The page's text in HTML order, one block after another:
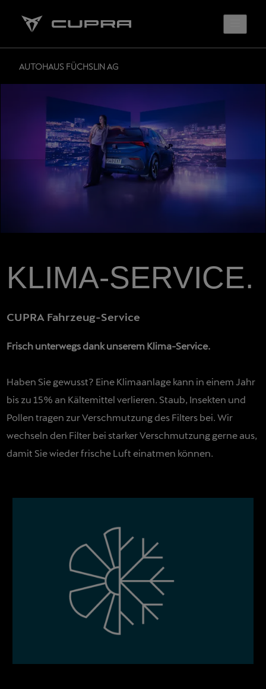
AUTOHAUS FÜCHSLIN AG
KLIMA-SERVICE.
CUPRA Fahrzeug-Service
Frisch unterwegs dank unserem Klima-Service.
Haben Sie gewusst? Eine Klimaanlage kann in einem Jahr
bis zu 15% an Kältemittel verlieren. Staub, Insekten und
Pollen tragen zur Verschmutzung des Filters bei. Wir
wechseln den Filter bei starker Verschmutzung gerne aus,
damit Sie wieder frische Luft einatmen können.